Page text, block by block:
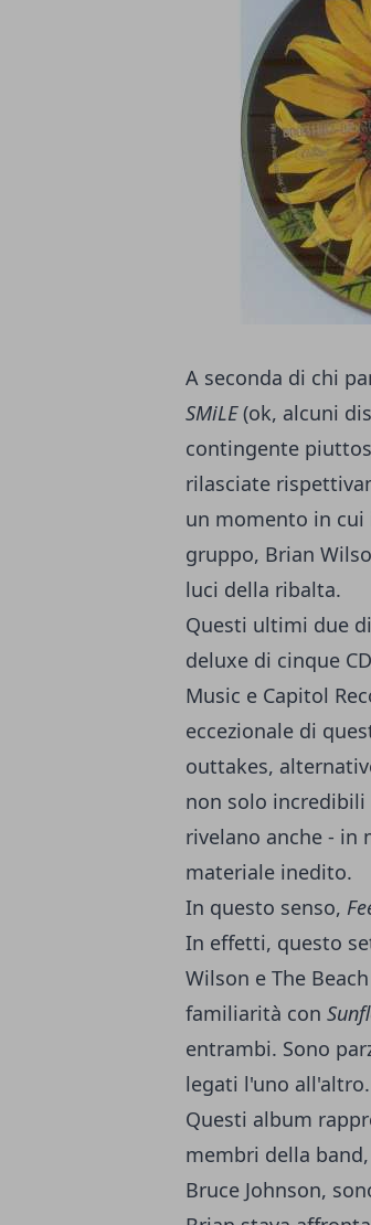
A seconda di chi
SMiLE(ok, alcuni
contingente
rilasciate
un momento in cui
gruppo, Brian
luci della ribalta.
Questi ultimi due
deluxe di cinque
Music e Capitol
eccezionale di
outtakes,
non solo
rivelano anche - in
materiale inedito.
In questo senso,
In effetti, questo
Wilson e The
familiarità con
entrambi. Sono
legati l'uno all'altro.
Questi album
membri della
Bruce Johnson,